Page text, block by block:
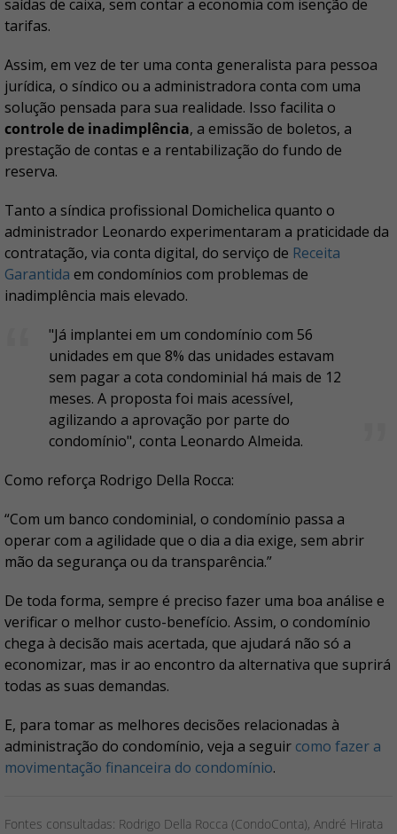
saídas de caixa, sem contar a economia com isenção de
tarifas.
Assim, em vez de ter uma conta generalista para pessoa
jurídica, o síndico ou a administradora conta com uma
solução pensada para sua realidade. Isso facilita o
controle de inadimplência, a emissão de boletos, a
prestação de contas e a rentabilização do fundo de
reserva.
Tanto a síndica profissional Domichelica quanto o
administrador Leonardo experimentaram a praticidade da
contratação, via conta digital, do serviço de Receita
Garantida em condomínios com problemas de
inadimplência mais elevado.
"Já implantei em um condomínio com 56
unidades em que 8% das unidades estavam
sem pagar a cota condominial há mais de 12
meses. A proposta foi mais acessível,
agilizando a aprovação por parte do
condomínio", conta Leonardo Almeida.
Como reforça Rodrigo Della Rocca:
“Com um banco condominial, o condomínio passa a
operar com a agilidade que o dia a dia exige, sem abrir
mão da segurança ou da transparência.”
De toda forma, sempre é preciso fazer uma boa análise e
verificar o melhor custo-benefício. Assim, o condomínio
chega à decisão mais acertada, que ajudará não só a
economizar, mas ir ao encontro da alternativa que suprirá
todas as suas demandas.
E, para tomar as melhores decisões relacionadas à
administração do condomínio, veja a seguir como fazer a
movimentação financeira do condomínio.
Fontes consultadas: Rodrigo Della Rocca (CondoConta), André Hirata